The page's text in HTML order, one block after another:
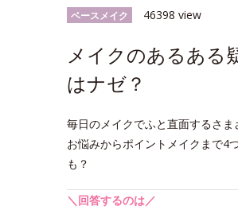
ベースメイク 46398 view
メイクのあるある
はナゼ？
毎日のメイクでふと直面するさ
お悩みからポイントメイクまで4
も？
＼回答するのは／